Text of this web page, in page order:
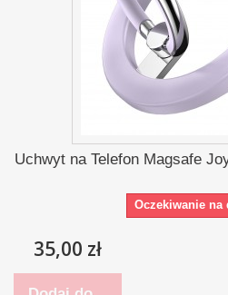
Uchwyt na Telefon Magsafe
Oczekiwanie na
35,00 zł